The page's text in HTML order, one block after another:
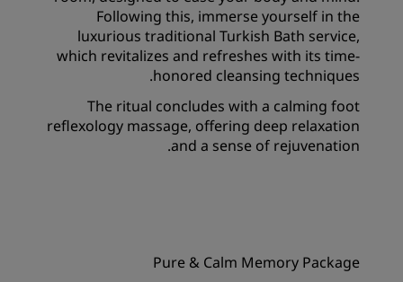
Following this, immerse yourself in the
luxurious traditional Turkish Bath service,
which revitalizes and refreshes with its time-
honored cleansing techniques.
The ritual concludes with a calming foot
reflexology massage, offering deep relaxation
and a sense of rejuvenation.
Pure & Calm Memory Package